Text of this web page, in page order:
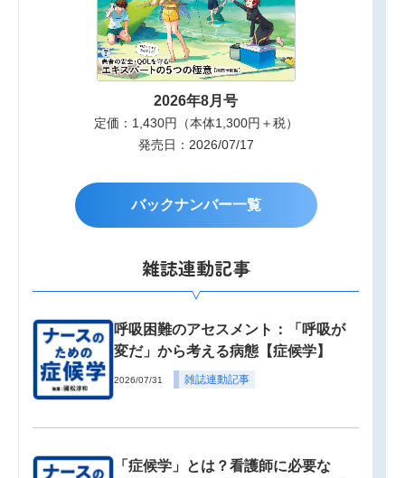
2026年8月号
定価：1,430円（本体1,300円＋税）
発売日：2026/07/17
バックナンバー一覧
雑誌連動記事
呼吸困難のアセスメント：「呼吸が
変だ」から考える病態【症候学】
2026/07/31 雑誌連動記事
「症候学」とは？看護師に必要な